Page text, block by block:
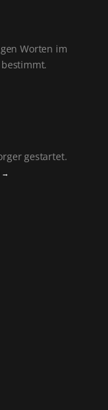
Worten im
gestartet.
→